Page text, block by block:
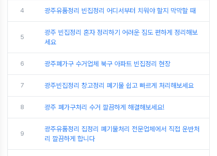
4 광주유품정리 빈집정리 어디서부터 치워야 할지 막막할 때
5
광주 빈집정리 혼자 정리하기 어려운 짐도 편하게 정리해보
세요
6 광주폐가구 수거업체 북구 아파트 빈집정리 현장
7 광주빈집정리 창고정리 폐기물 쉽고 빠르게 처리해보세요
8 광주 폐가구처리 수거 깔끔하게 해결해보세요!
9
광주유품정리 집정리 폐기물처리 전문업체에서 직접 운반처
리 깔끔하게 합니다